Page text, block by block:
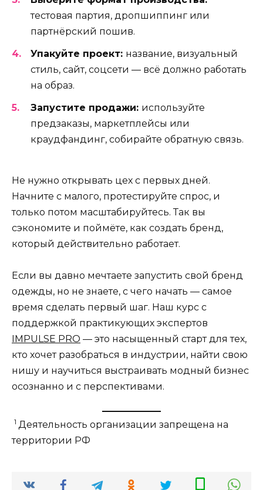
тестовая партия, дропшиппинг или
партнёрский пошив.
Упакуйте проект: название, визуальный
стиль, сайт, соцсети — всё должно работать
на образ.
Запустите продажи: используйте
предзаказы, маркетплейсы или
краудфандинг, собирайте обратную связь.
Не нужно открывать цех с первых дней.
Начните с малого, протестируйте спрос, и
только потом масштабируйтесь. Так вы
сэкономите и поймёте, как создать бренд,
который действительно работает.
Если вы давно мечтаете запустить свой бренд
одежды, но не знаете, с чего начать — самое
время сделать первый шаг. Наш курс c
поддержкой практикующих экспертов
IMPULSE PRO — это насыщенный старт для тех,
кто хочет разобраться в индустрии, найти свою
нишу и научиться выстраивать модный бизнес
осознанно и с перспективами.
1 Деятельность организации запрещена на
территории РФ